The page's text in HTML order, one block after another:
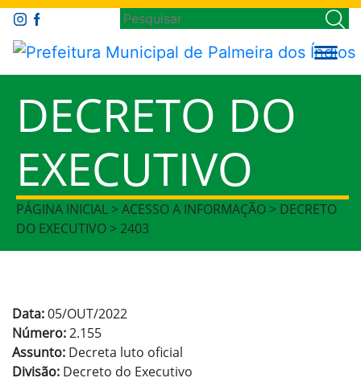
DECRETO DO
EXECUTIVO
PÁGINA INICIAL > ACESSO A INFORMAÇÃO > DECRETO
DO EXECUTIVO > 2403
Data:05/OUT/2022
Número:2.155
Assunto: Decreta luto oficial
Divisão: Decreto do Executivo